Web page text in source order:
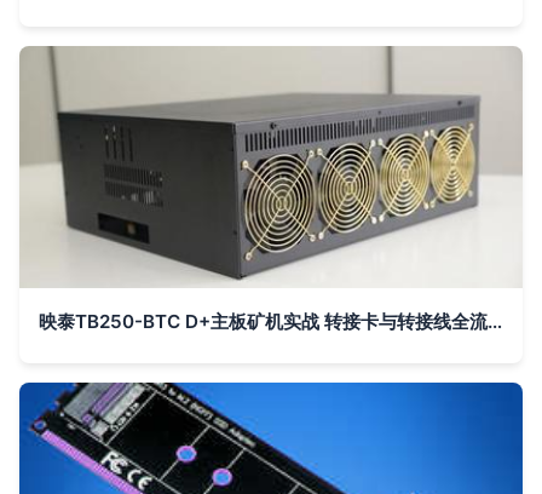
映泰TB250-BTC D+主板矿机实战 转接卡与转接线全流程安装指南